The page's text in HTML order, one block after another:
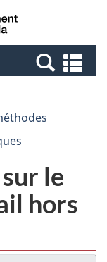
Canada
et
le
hors